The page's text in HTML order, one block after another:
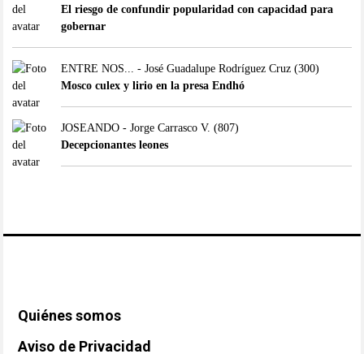
El riesgo de confundir popularidad con capacidad para
gobernar
ENTRE NOS... - José Guadalupe Rodríguez Cruz(300)
Mosco culex y lirio en la presa Endhó
JOSEANDO - Jorge Carrasco V. (807)
Decepcionantes leones
Quiénes somos
Aviso de Privacidad